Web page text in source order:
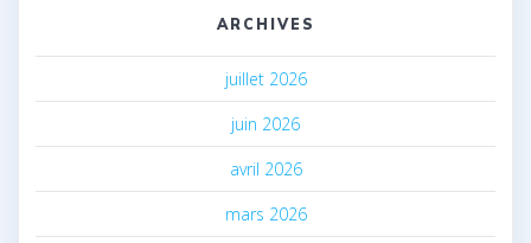
ARCHIVES
juillet 2026
juin 2026
avril 2026
mars 2026